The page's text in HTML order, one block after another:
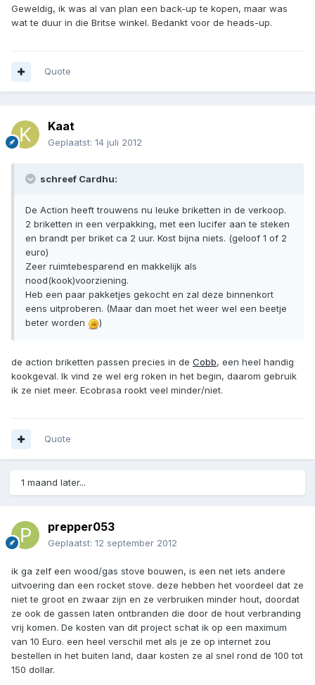
Geweldig, ik was al van plan een back-up te kopen, maar was
wat te duur in die Britse winkel. Bedankt voor de heads-up.
Quote
Kaat
Geplaatst: 14 juli 2012
schreef Cardhu:
De Action heeft trouwens nu leuke briketten in de verkoop.
2 briketten in een verpakking, met een lucifer aan te steken
en brandt per briket ca 2 uur. Kost bijna niets. (geloof 1 of 2
euro)
Zeer ruimtebesparend en makkelijk als
nood(kook)voorziening.
Heb een paar pakketjes gekocht en zal deze binnenkort
eens uitproberen. (Maar dan moet het weer wel een beetje
beter worden
)
de action briketten passen precies in de Cobb, een heel handig
kookgeval. Ik vind ze wel erg roken in het begin, daarom gebruik
ik ze niet meer. Ecobrasa rookt veel minder/niet.
Quote
1 maand later...
prepper053
Geplaatst: 12 september 2012
ik ga zelf een wood/gas stove bouwen, is een net iets andere
uitvoering dan een rocket stove. deze hebben het voordeel dat ze
niet te groot en zwaar zijn en ze verbruiken minder hout, doordat
ze ook de gassen laten ontbranden die door de hout verbranding
vrij komen. De kosten van dit project schat ik op een maximum
van 10 Euro. een heel verschil met als je ze op internet zou
bestellen in het buiten land, daar kosten ze al snel rond de 100 tot
150 dollar.